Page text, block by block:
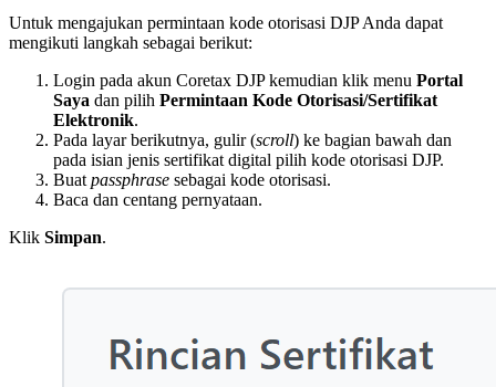
Untuk mengajukan permintaan kode otorisasi DJP Anda dapat
mengikuti langkah sebagai berikut:
Login pada akun Coretax DJP kemudian klik menu Portal
Saya dan pilih Permintaan Kode Otorisasi/Sertifikat
Elektronik.
Pada layar berikutnya, gulir (scroll) ke bagian bawah dan
pada isian jenis sertifikat digital pilih kode otorisasi DJP.
Buat passphrase sebagai kode otorisasi.
Baca dan centang pernyataan.
Klik Simpan.